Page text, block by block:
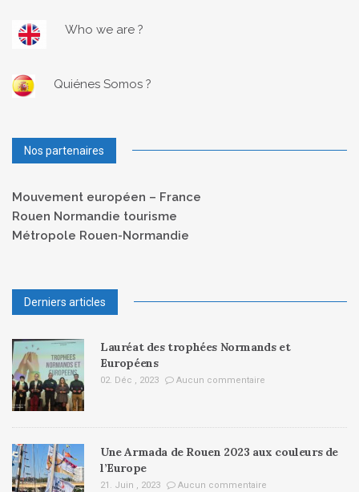
Who we are ?
Quiénes Somos ?
Nos partenaires
Mouvement européen – France
Rouen Normandie tourisme
Métropole Rouen-Normandie
Derniers articles
Lauréat des trophées Normands et
Européens
02. Déc , 2023 Aucun commentaire
Une Armada de Rouen 2023 aux couleurs de
l’Europe
21. Juin , 2023 Aucun commentaire